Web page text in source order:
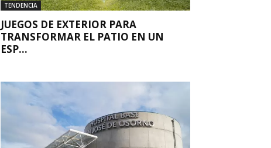
TENDENCIA
JUEGOS DE EXTERIOR PARA
TRANSFORMAR EL PATIO EN UN
ESP...